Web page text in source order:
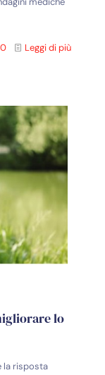
0 Leggi di più
lo
la risposta